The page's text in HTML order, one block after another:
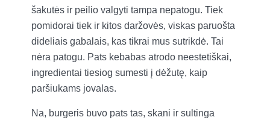
šakutės ir peilio valgyti tampa nepatogu. Tiek
pomidorai tiek ir kitos daržovės, viskas paruošta
dideliais gabalais, kas tikrai mus sutrikdė. Tai
nėra patogu. Pats kebabas atrodo neestetiškai,
ingredientai tiesiog sumesti į dėžutę, kaip
paršiukams jovalas.
Na, burgeris buvo pats tas, skani ir sultinga